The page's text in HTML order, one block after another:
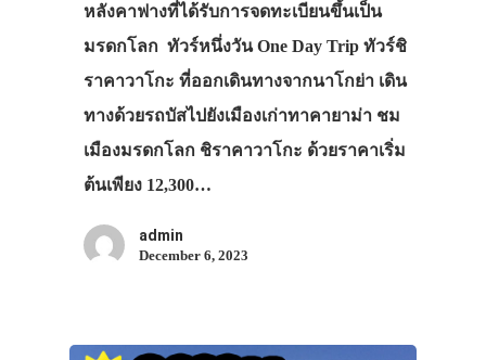
หลังคาฟางที่ได้รับการจดทะเบียนขึ้นเป็น
มรดกโลก ทัวร์หนึ่งวัน One Day Trip ทัวร์ชิ
ราคาวาโกะ ที่ออกเดินทางจากนาโกย่า เดิน
ทางด้วยรถบัสไปยังเมืองเก่าทาคายาม่า ชม
เมืองมรดกโลก ชิราคาวาโกะ ด้วยราคาเริ่ม
ต้นเพียง 12,300…
admin
December 6, 2023